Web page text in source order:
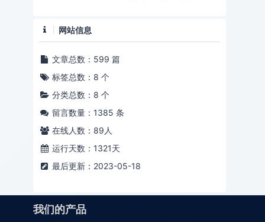
网站信息
文章总数：599 篇
标签总数：8 个
分类总数：8 个
留言数量：1385 条
在线人数： 89 人
运行天数：1321天
最后更新：2023-05-18
我们的产品